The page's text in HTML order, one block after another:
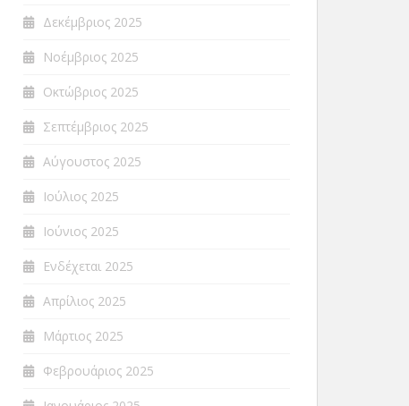
Δεκέμβριος 2025
Νοέμβριος 2025
Οκτώβριος 2025
Σεπτέμβριος 2025
Αύγουστος 2025
Ιούλιος 2025
Ιούνιος 2025
Ενδέχεται 2025
Απρίλιος 2025
Μάρτιος 2025
Φεβρουάριος 2025